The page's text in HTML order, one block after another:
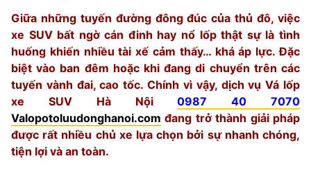
Giữa những tuyến đường đông đúc của thủ đô, việc
xe SUV bất ngờ cán đinh hay nổ lốp thật sự là tình
huống khiến nhiều tài xế cảm thấy… khá áp lực. Đặc
biệt vào ban đêm hoặc khi đang di chuyển trên các
tuyến vành đai, cao tốc. Chính vì vậy, dịch vụ Vá lốp
xe SUV Hà Nội0987 40 7070
Valopotoluudonghanoi.com đang trở thành giải pháp
được rất nhiều chủ xe lựa chọn bởi sự nhanh chóng,
tiện lợi và an toàn.